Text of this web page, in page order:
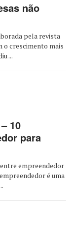
não
pela revista
o crescimento mais
...
10
para
empreendedor
é uma